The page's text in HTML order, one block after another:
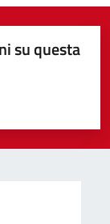
su questa